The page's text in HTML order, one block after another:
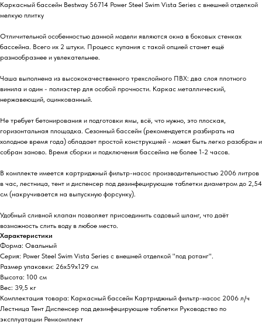
Каркасный бассейн Bestway 56714 Power Steel Swim Vista Series с внешней отделкой
мелкую плитку
Отличительной особенностью данной модели являются окна в боковых стенках
бассейна. Всего их 2 штуки. Процесс купания с такой опцией станет ещё
разнообразнее и увлекательнее.
Чаша выполнена из высококачественного трехслойного ПВХ: два слоя плотного
винила и один - полиэстер для особой прочности. Каркас металлический,
нержавеющий, оцинкованный.
Не требует бетонирования и подготовки ямы, всё, что нужно, это плоская,
горизонтальная площадка. Сезонный бассейн (рекомендуется разбирать на
холодное время года) обладает простой конструкцией - может быть легко разобран и
собран заново. Время сборки и подключения бассейна не более 1-2 часов.
В комплекте имеется картриджный фильтр-насос производительностью 2006 литров
в час, лестница, тент и диспенсер под дезинфецирующие таблетки диаметром до 2,54
см (накручивается на выпускную форсунку).
Удобный сливной клапан позволяет присоединить садовый шланг, что даёт
возможность слить воду в любое место.
Характеристики
Форма: Овальный
Серия: Power Steel Swim Vista Series с внешней отделкой "под ротанг".
Размер упаковки: 26x59x129 см
Высота: 100 см
Вес: 39,5 кг
Комплектация товара: Каркасный бассейн Картриджный фильтр-насос 2006 л/ч
Лестница Тент Диспенсер под дезинфецирующие таблетки Руководство по
эксплуатации Ремкомплект